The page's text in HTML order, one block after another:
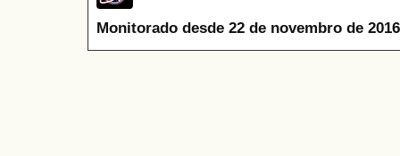
Monitorado desde 22 de novembro de